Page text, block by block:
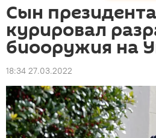
Сын
курировал
биооружия на
18:34 27.03.2022